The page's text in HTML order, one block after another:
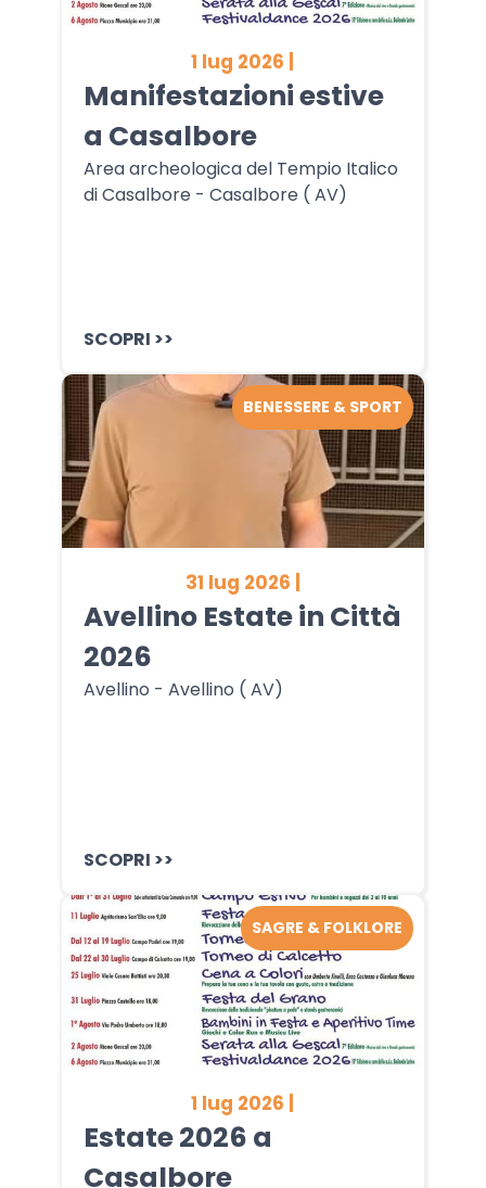
1 lug 2026 |
Manifestazioni estive
a Casalbore
Area archeologica del Tempio Italico
di Casalbore - Casalbore ( AV)
SCOPRI >>
31 lug 2026 |
Avellino Estate in Città
2026
Avellino - Avellino ( AV)
SCOPRI >>
BENESSERE & SPORT
1 lug 2026 |
Estate 2026 a
Casalbore
SAGRE & FOLKLORE